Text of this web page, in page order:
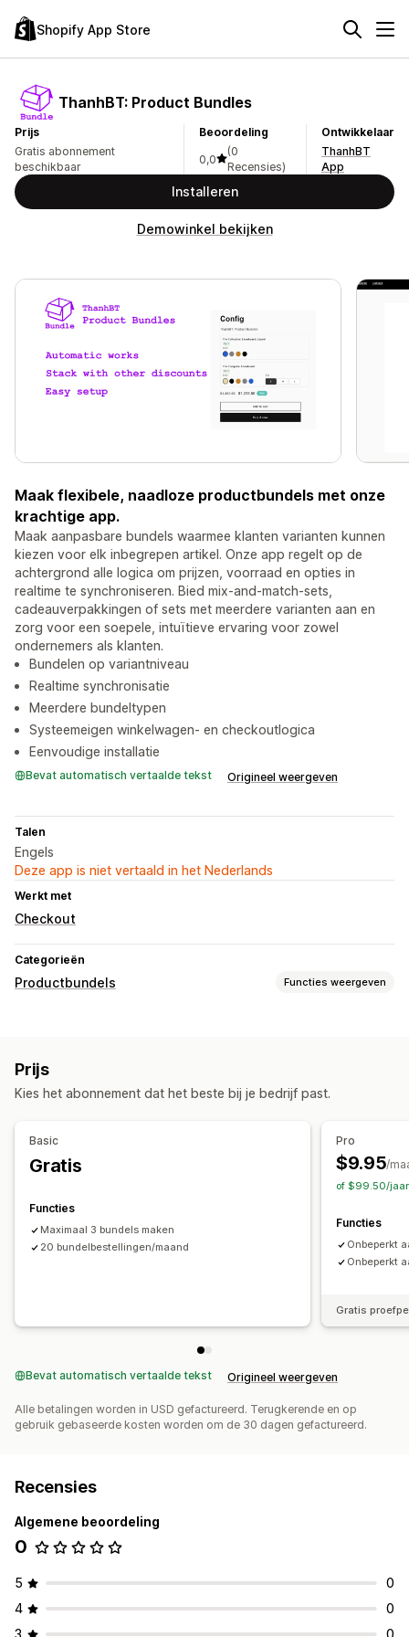
Shopify App Store
ThanhBT: Product Bundles
Prijs
Gratis abonnement
beschikbaar
Beoordeling
0,0
(0
Recensies)
Ontwikkelaar
ThanhBT
App
Installeren
Demowinkel bekijken
Maak flexibele, naadloze productbundels met onze
krachtige app.
Maak aanpasbare bundels waarmee klanten varianten kunnen
kiezen voor elk inbegrepen artikel. Onze app regelt op de
achtergrond alle logica om prijzen, voorraad en opties in
realtime te synchroniseren. Bied mix-and-match-sets,
cadeauverpakkingen of sets met meerdere varianten aan en
zorg voor een soepele, intuïtieve ervaring voor zowel
ondernemers als klanten.
Bundelen op variantniveau
Realtime synchronisatie
Meerdere bundeltypen
Systeemeigen winkelwagen- en checkoutlogica
Eenvoudige installatie
Bevat automatisch vertaalde tekst Origineel weergeven
Talen
Engels
Deze app is niet vertaald in het Nederlands
Werkt met
Checkout
Categorieën
Productbundels Functies weergeven
Bundels met oneindige opties
Cross-sell-bundels Bundels op maat
Aangepaste prijzen
Prijs
Kies het abonnement dat het beste bij je bedrijf past.
Basic
Gratis
Functies
Maximaal 3 bundels maken
20 bundelbestellingen/maand
Pro
$9.95/
of $99.50/jaar
Functies
Onbeperkt
Onbeperkt
Gratis
Bevat automatisch vertaalde tekst Origineel weergeven
Alle betalingen worden in USD gefactureerd. Terugkerende en op
gebruik gebaseerde kosten worden om de 30 dagen gefactureerd.
Recensies
Algemene beoordeling
0
5
0
4
0